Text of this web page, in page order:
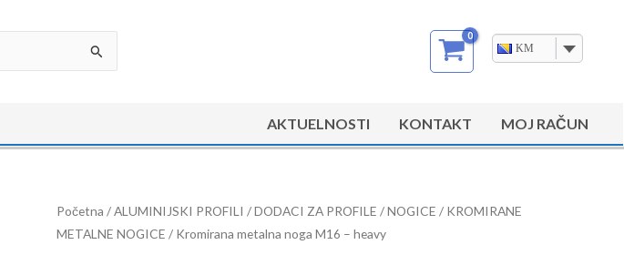
KM
AKTUELNOSTI KONTAKT MOJ RAČUN
Početna /ALUMINIJSKI PROFILI /DODACI ZA PROFILE /NOGICE / KROMIRANE
METALNE NOGICE / Kromirana metalna noga M16 – heavy